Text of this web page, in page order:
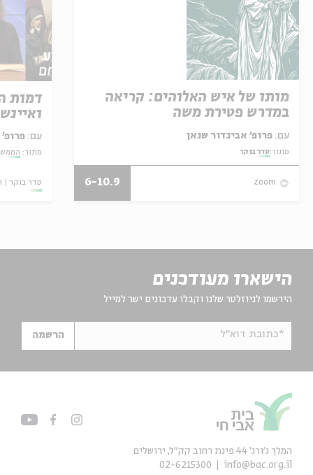
מותו של איש האלוהים: קריאה
במדרש פטירת משה
עם:
מתוך:סדר בוקר
zoom
6-10.9
דמות
עם:
מתוך:
סדר בוקר
הישארו מעודכנים
הירשמו לניוזלטר שלנו וקבלו עדכונים ישר למייל
*כתובת דוא"ל הרשמה
המלך ג'ורג' 44 פינת רחוב קק״ל, ירושלים
info@bac.org.il
02-6215300